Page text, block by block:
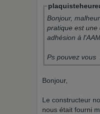
Bonjour,
pratique est une
adhésion à
Ps pouvez vous
Bonjour,
Le constructeur
nous était fourni